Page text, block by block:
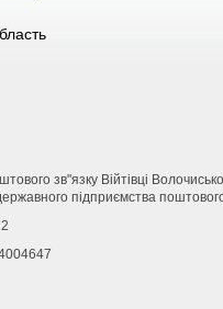
зв"язку Війтівці
підприємства